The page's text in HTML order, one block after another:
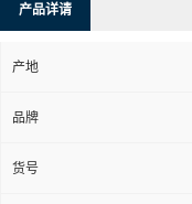
产品详请
产地
品牌
货号